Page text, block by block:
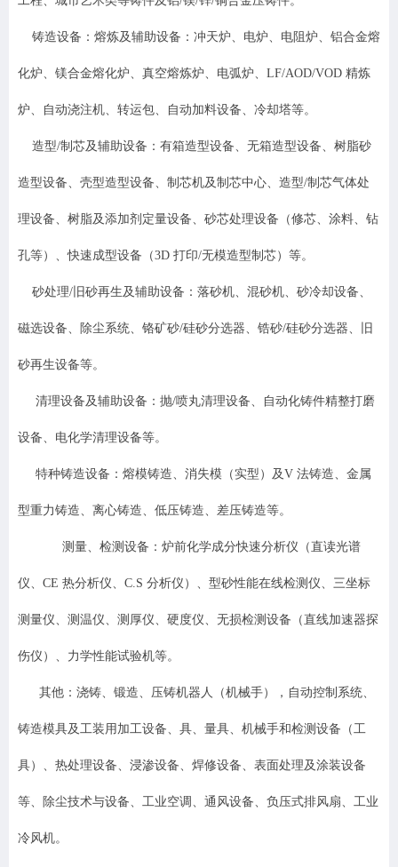
铸造设备 ： 熔炼及辅助设备：冲天炉、电炉、电阻炉、铝合金熔
化炉、镁合金熔化炉、真空熔炼炉、电弧炉、LF/AOD/VOD 精炼
炉、自动浇注机、转运包、自动加料设备、冷却塔等。
造型/制芯及辅助设备：有箱造型设备、无箱造型设备、树脂砂
造型设备、壳型造型设备、制芯机及制芯中心、造型/制芯气体处
理设备、树脂及添加剂定量设备、砂芯处理设备（修芯、涂料、钻
孔等）、快速成型设备（3D 打印/无模造型制芯）等。
砂处理/旧砂再生及辅助设备：落砂机、混砂机、砂冷却设备、
磁选设备、除尘系统、铬矿砂/硅砂分选器、锆砂/硅砂分选器、旧
砂再生设备等。
清理设备及辅助设备：抛/喷丸清理设备、自动化铸件精整打磨
设备、电化学清理设备等。
特种铸造设备：熔模铸造、消失模（实型）及V 法铸造、金属
型重力铸造、离心铸造、低压铸造、差压铸造等。
测量、检测设备：炉前化学成分快速分析仪（直读光谱
仪、CE 热分析仪、C.S 分析仪）、型砂性能在线检测仪、三坐标
测量仪、测温仪、测厚仪、硬度仪、无损检测设备（直线加速器探
伤仪）、力学性能试验机等。
其他：浇铸、锻造、压铸机器人（机械手），自动控制系统、
铸造模具及工装用加工设备、具、量具、机械手和检测设备（工
具）、热处理设备、浸渗设备、焊修设备、表面处理及涂装设备
等、除尘技术与设备、工业空调、通风设备、负压式排风扇、工业
冷风机。